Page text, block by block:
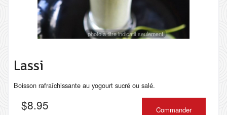
photo à titre indicatif seulement
Lassi
Boisson rafraîchissante au yogourt sucré ou salé.
$8.95 Commander